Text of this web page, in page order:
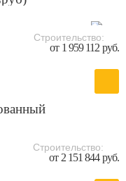
Строительство:
от 1 959 112 руб.
Строительство:
от 2 151 844 руб.